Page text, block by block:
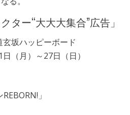
ター“大大大集合”広告」
坂ハッピーボード
（月）～27日（日）
」